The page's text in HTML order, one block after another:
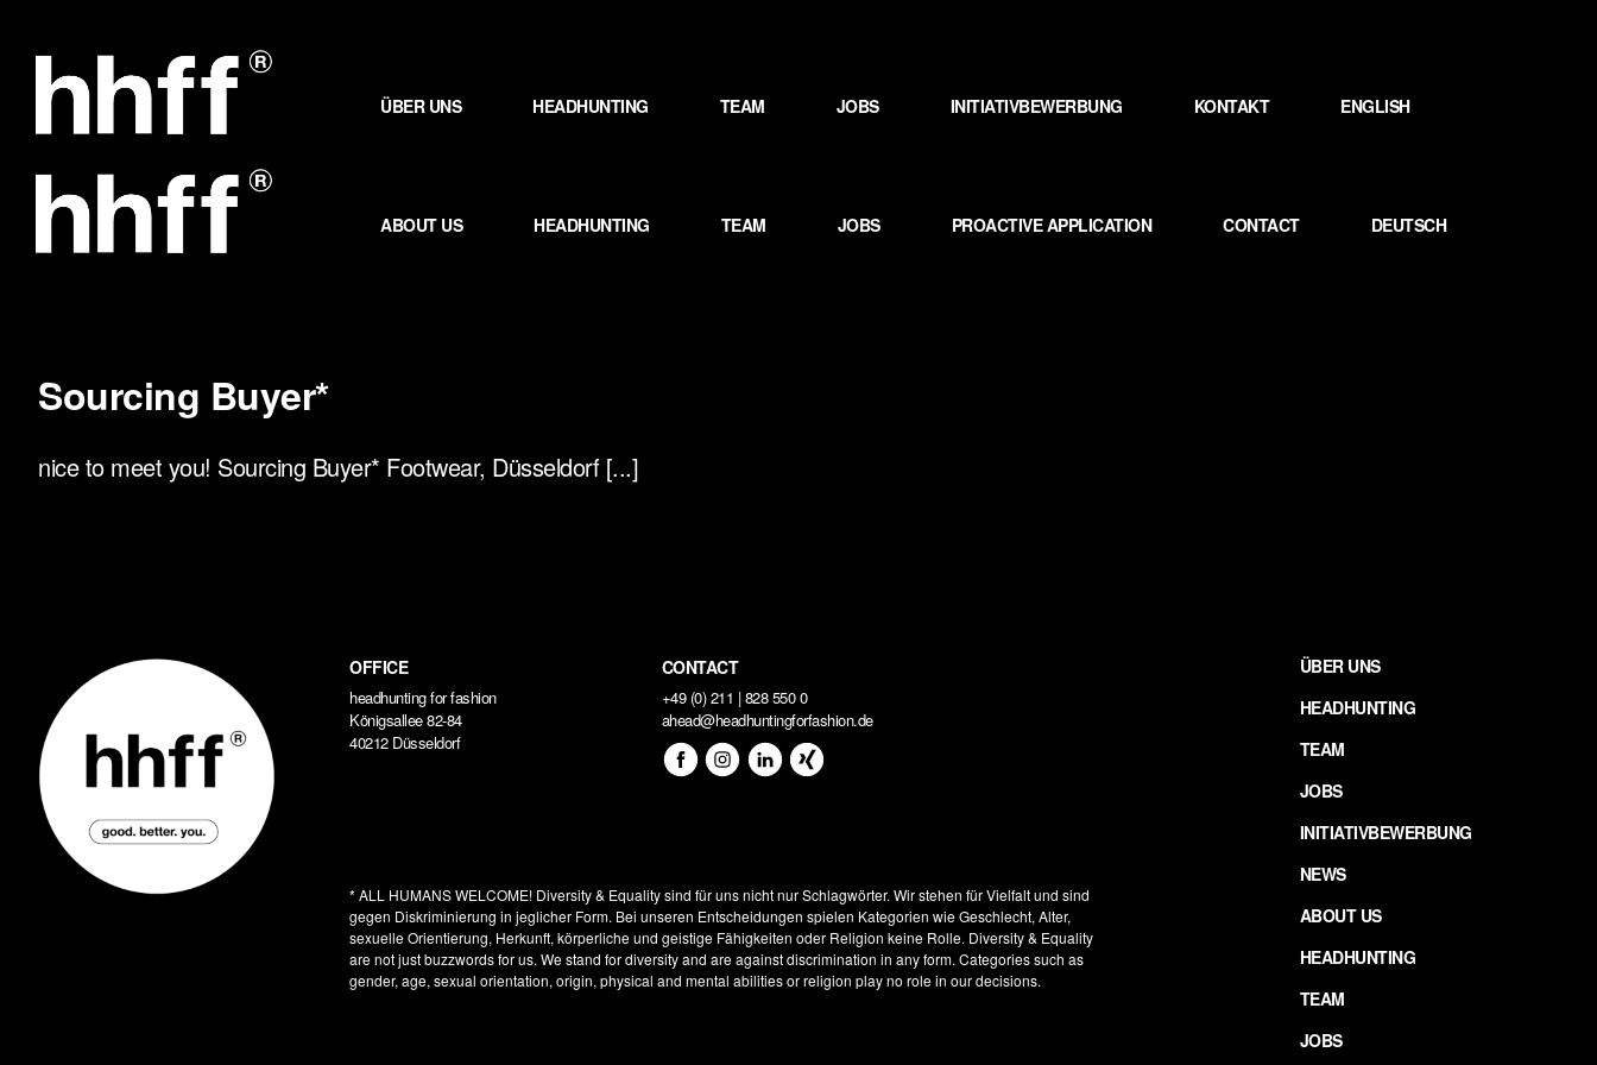
Inhalt
springen
ÜBER UNS HEADHUNTING TEAM JOBS INITIATIVBEWERBUNG KONTAKT ENGLISH
ABOUT US HEADHUNTING TEAM JOBS PROACTIVE APPLICATION CONTACT DEUTSCH
Sourcing Buyer*
nice to meet you! Sourcing Buyer* Footwear, Düsseldorf [...]
OFFICE
headhunting for fashion
Königsallee 82-84
40212 Düsseldorf
* ALL HUMANS WELCOME! Diversity & Equality sind für uns nicht nur Schlagwörter. Wir stehen für Vielfalt und sind
gegen Diskriminierung in jeglicher Form. Bei unseren Entscheidungen spielen Kategorien wie Geschlecht, Alter,
sexuelle Orientierung, Herkunft, körperliche und geistige Fähigkeiten oder Religion keine Rolle. Diversity & Equality
are not just buzzwords for us. We stand for diversity and are against discrimination in any form. Categories such as
gender, age, sexual orientation, origin, physical and mental abilities or religion play no role in our decisions.
CONTACT
+49 (0) 211 | 828 550 0
ahead@headhuntingforfashion.de
ÜBER UNS
HEADHUNTING
TEAM
JOBS
INITIATIVBEWERBUNG
NEWS
ABOUT US
HEADHUNTING
TEAM
JOBS